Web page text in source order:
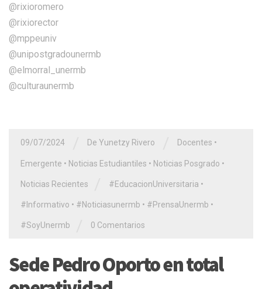
@rixioromero
@rixiorector
@mppeuniv
@unipostgradounermb
@elmorral_unermb
@culturaunermb
09/07/2024 De Yunetzy Rivero Docentes •
Emergente • Noticias Estudiantiles • Noticias Posgrado •
Noticias Recientes #EducacionUniversitaria •
#Informativo • #Noticiasunermb • #PrensaUnermb •
#SoyUnermb 0 Comentarios
Sede Pedro Oporto en total